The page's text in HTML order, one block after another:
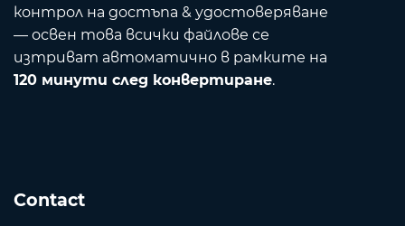
контрол на достъпа & удостоверяване
— освен това всички файлове се
изтриват автоматично в рамките на
120 минути след конвертиране.
Contact